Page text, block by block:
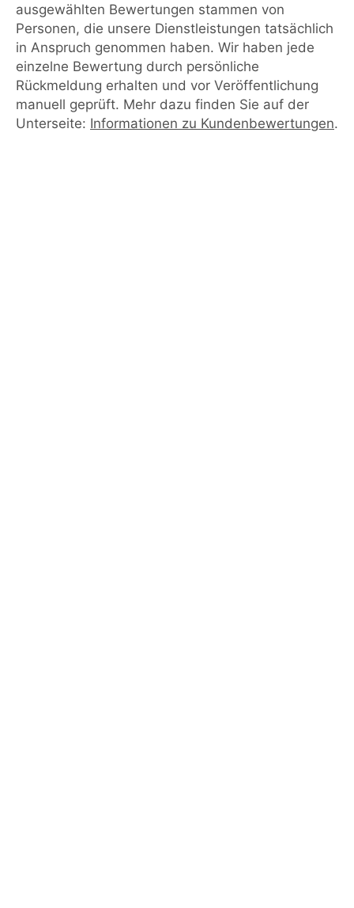
ausgewählten Bewertungen stammen von
Personen, die unsere Dienstleistungen tatsächlich
in Anspruch genommen haben. Wir haben jede
einzelne Bewertung durch persönliche
Rückmeldung erhalten und vor Veröffentlichung
manuell geprüft. Mehr dazu finden Sie auf der
Unterseite: Informationen zu Kundenbewertungen.